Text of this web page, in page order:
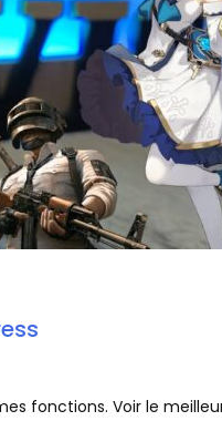
fonctions. Voir le